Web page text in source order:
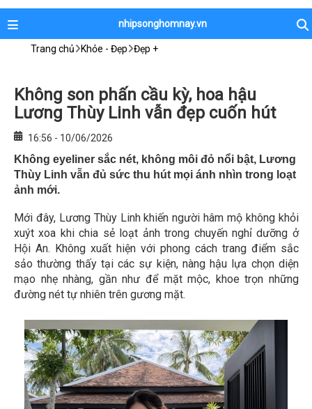
nhipsonghomnay.vn
Trang chủ Khỏe - Đẹp Đẹp +
Không son phấn cầu kỳ, hoa hậu
Lương Thùy Linh vẫn đẹp cuốn hút
16:56 - 10/06/2026
Không eyeliner sắc nét, không môi đỏ nổi bật, Lương
Thùy Linh vẫn đủ sức thu hút mọi ánh nhìn trong loạt
ảnh mới.
Mới đây, Lương Thùy Linh khiến người hâm mộ không khỏi
xuýt xoa khi chia sẻ loạt ảnh trong chuyến nghỉ dưỡng ở
Hội An. Không xuất hiện với phong cách trang điểm sắc
sảo thường thấy tại các sự kiện, nàng hậu lựa chọn diện
mạo nhẹ nhàng, gần như để mặt mộc, khoe trọn những
đường nét tự nhiên trên gương mặt.